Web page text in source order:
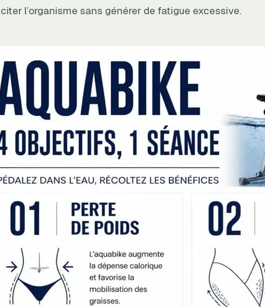
l’organisme sans générer de fatigue excessive.